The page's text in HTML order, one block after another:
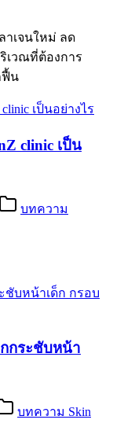
าเจนใหม่ ลด
เวณที่ต้องการ
ฟื้น
clinic เป็น
บทความ
กระชับหน้า
บทความ Skin